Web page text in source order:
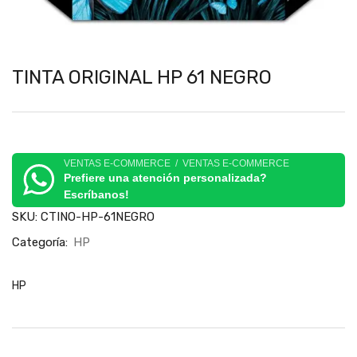
TINTA ORIGINAL HP 61 NEGRO
VENTAS E-COMMERCE / VENTAS E-COMMERCE
Prefiere una atención personalizada?
Escríbanos!
SKU: CTINO-HP-61NEGRO
Categoría: HP
HP